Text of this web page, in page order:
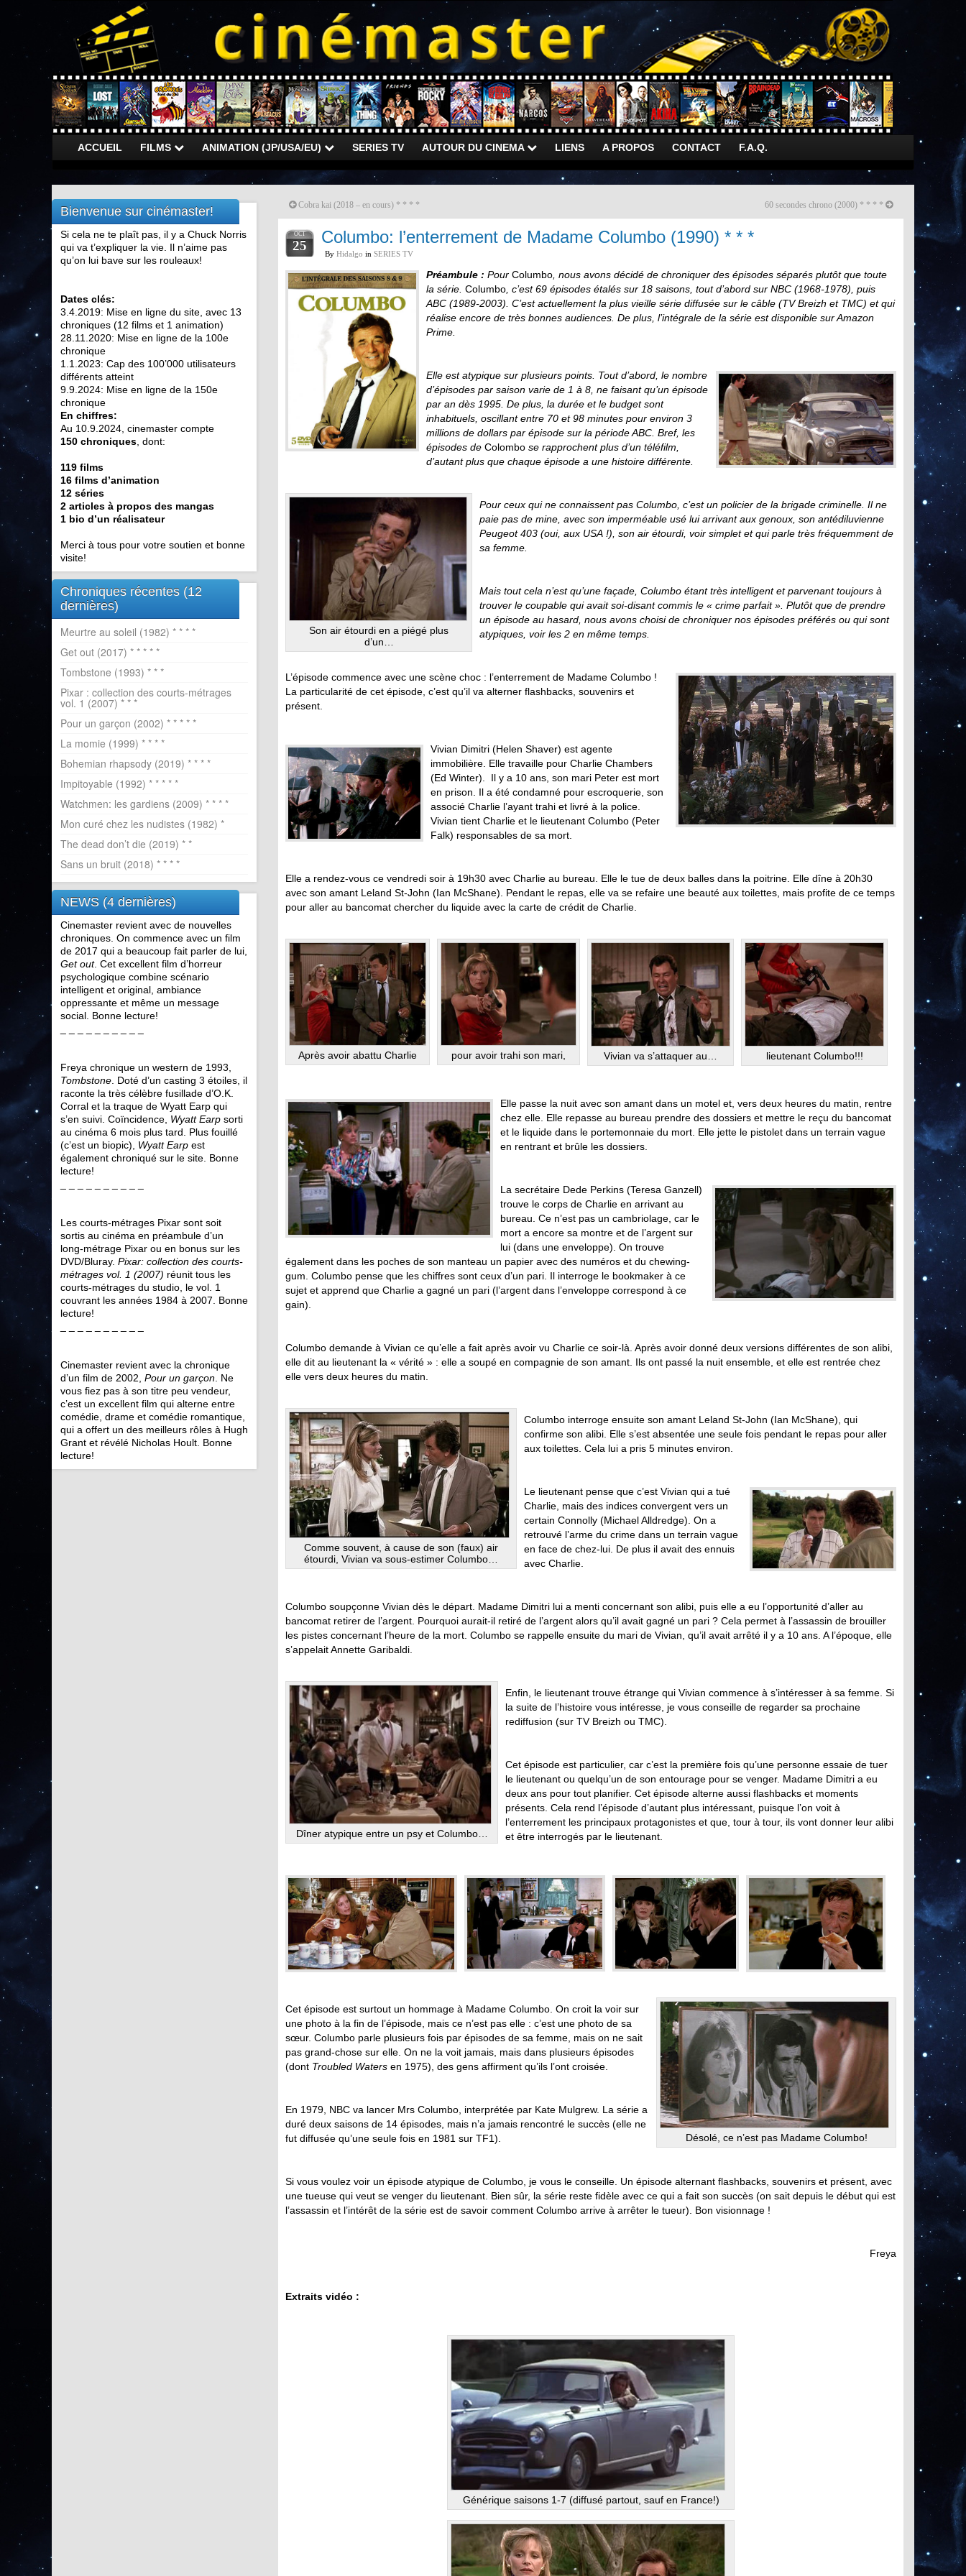
ACCUEIL FILMS ANIMATION (JP/USA/EU) SERIES TV AUTOUR DU CINEMA LIENS A PROPOS CONTACT F.A.Q.
Cobra kai (2018 – en cours) * * * * 60 secondes chrono (2000) * * * *
OCT
25 Columbo: l’enterrement de Madame Columbo (1990) * * *
By Hidalgo in SERIES TV
Préambule : Pour Columbo , nous avons décidé de chroniquer des épisodes séparés plutôt que toute
la série. Columbo , c’est 69 épisodes étalés sur 18 saisons, tout d’abord sur NBC (1968-1978), puis
ABC (1989-2003). C’est actuellement la plus vieille série diffusée sur le câble (TV Breizh et TMC) et qui
réalise encore de très bonnes audiences. De plus, l’intégrale de la série est disponible sur Amazon
Prime.
Elle est atypique sur plusieurs points. Tout d’abord, le nombre
d’épisodes par saison varie de 1 à 8, ne faisant qu’un épisode
par an dès 1995. De plus, la durée et le budget sont
inhabituels, oscillant entre 70 et 98 minutes pour environ 3
millions de dollars par épisode sur la période ABC. Bref, les
épisodes de Colombo se rapprochent plus d’un téléfilm,
d’autant plus que chaque épisode a une histoire différente.
Son air étourdi en a piégé plus
d’un…
Pour ceux qui ne connaissent pas Columbo, c’est un policier de la brigade criminelle. Il ne
paie pas de mine, avec son imperméable usé lui arrivant aux genoux, son antédiluvienne
Peugeot 403 (oui, aux USA !), son air étourdi, voir simplet et qui parle très fréquemment de
sa femme.
Mais tout cela n’est qu’une façade, Columbo étant très intelligent et parvenant toujours à
trouver le coupable qui avait soi-disant commis le « crime parfait ». Plutôt que de prendre
un épisode au hasard, nous avons choisi de chroniquer nos épisodes préférés ou qui sont
atypiques, voir les 2 en même temps.
L’épisode commence avec une scène choc : l’enterrement de Madame Columbo !
La particularité de cet épisode, c’est qu’il va alterner flashbacks, souvenirs et
présent.
Vivian Dimitri (Helen Shaver) est agente
immobilière. Elle travaille pour Charlie Chambers
(Ed Winter). Il y a 10 ans, son mari Peter est mort
en prison. Il a été condamné pour escroquerie, son
associé Charlie l’ayant trahi et livré à la police.
Vivian tient Charlie et le lieutenant Columbo (Peter
Falk) responsables de sa mort.
Elle a rendez-vous ce vendredi soir à 19h30 avec Charlie au bureau. Elle le tue de deux balles dans la poitrine. Elle dîne à 20h30
avec son amant Leland St-John (Ian McShane). Pendant le repas, elle va se refaire une beauté aux toilettes, mais profite de ce temps
pour aller au bancomat chercher du liquide avec la carte de crédit de Charlie.
Après avoir abattu Charlie pour avoir trahi son mari, Vivian va s’attaquer au… lieutenant Columbo!!!
Elle passe la nuit avec son amant dans un motel et, vers deux heures du matin, rentre
chez elle. Elle repasse au bureau prendre des dossiers et mettre le reçu du bancomat
et le liquide dans le portemonnaie du mort. Elle jette le pistolet dans un terrain vague
en rentrant et brûle les dossiers.
La secrétaire Dede Perkins (Teresa Ganzell)
trouve le corps de Charlie en arrivant au
bureau. Ce n’est pas un cambriolage, car le
mort a encore sa montre et de l’argent sur
lui (dans une enveloppe). On trouve
également dans les poches de son manteau un papier avec des numéros et du chewing-
gum. Columbo pense que les chiffres sont ceux d’un pari. Il interroge le bookmaker à ce
sujet et apprend que Charlie a gagné un pari (l’argent dans l’enveloppe correspond à ce
gain).
Columbo demande à Vivian ce qu’elle a fait après avoir vu Charlie ce soir-là. Après avoir donné deux versions différentes de son alibi,
elle dit au lieutenant la « vérité » : elle a soupé en compagnie de son amant. Ils ont passé la nuit ensemble, et elle est rentrée chez
elle vers deux heures du matin.
Comme souvent, à cause de son (faux) air
étourdi, Vivian va sous-estimer Columbo…
Columbo interroge ensuite son amant Leland St-John (Ian McShane), qui
confirme son alibi. Elle s’est absentée une seule fois pendant le repas pour aller
aux toilettes. Cela lui a pris 5 minutes environ.
Le lieutenant pense que c’est Vivian qui a tué
Charlie, mais des indices convergent vers un
certain Connolly (Michael Alldredge). On a
retrouvé l’arme du crime dans un terrain vague
en face de chez-lui. De plus il avait des ennuis
avec Charlie.
Columbo soupçonne Vivian dès le départ. Madame Dimitri lui a menti concernant son alibi, puis elle a eu l’opportunité d’aller au
bancomat retirer de l’argent. Pourquoi aurait-il retiré de l’argent alors qu’il avait gagné un pari ? Cela permet à l’assassin de brouiller
les pistes concernant l’heure de la mort. Columbo se rappelle ensuite du mari de Vivian, qu’il avait arrêté il y a 10 ans. A l’époque, elle
s’appelait Annette Garibaldi.
Dîner atypique entre un psy et Columbo…
Enfin, le lieutenant trouve étrange qui Vivian commence à s’intéresser à sa femme. Si
la suite de l’histoire vous intéresse, je vous conseille de regarder sa prochaine
rediffusion (sur TV Breizh ou TMC).
Cet épisode est particulier, car c’est la première fois qu’une personne essaie de tuer
le lieutenant ou quelqu’un de son entourage pour se venger. Madame Dimitri a eu
deux ans pour tout planifier. Cet épisode alterne aussi flashbacks et moments
présents. Cela rend l’épisode d’autant plus intéressant, puisque l’on voit à
l’enterrement les principaux protagonistes et que, tour à tour, ils vont donner leur alibi
et être interrogés par le lieutenant.
Désolé, ce n’est pas Madame Columbo!
Cet épisode est surtout un hommage à Madame Columbo. On croit la voir sur
une photo à la fin de l’épisode, mais ce n’est pas elle : c’est une photo de sa
sœur. Columbo parle plusieurs fois par épisodes de sa femme, mais on ne sait
pas grand-chose sur elle. On ne la voit jamais, mais dans plusieurs épisodes
(dont Troubled Waters en 1975), des gens affirment qu’ils l’ont croisée.
En 1979, NBC va lancer Mrs Columbo, interprétée par Kate Mulgrew. La série a
duré deux saisons de 14 épisodes, mais n’a jamais rencontré le succès (elle ne
fut diffusée qu’une seule fois en 1981 sur TF1).
Si vous voulez voir un épisode atypique de Columbo, je vous le conseille. Un épisode alternant flashbacks, souvenirs et présent, avec
une tueuse qui veut se venger du lieutenant. Bien sûr, la série reste fidèle avec ce qui a fait son succès (on sait depuis le début qui est
l’assassin et l’intérêt de la série est de savoir comment Columbo arrive à arrêter le tueur). Bon visionnage !
Freya
Extraits vidéo :
Générique saisons 1-7 (diffusé partout, sauf en France!)
Bienvenue sur cinémaster!
Si cela ne te plaît pas, il y a Chuck Norris
qui va t’expliquer la vie. Il n’aime pas
qu’on lui bave sur les rouleaux!
Dates clés:
3.4.2019: Mise en ligne du site, avec 13
chroniques (12 films et 1 animation)
28.11.2020: Mise en ligne de la 100e
chronique
1.1.2023: Cap des 100’000 utilisateurs
différents atteint
9.9.2024: Mise en ligne de la 150e
chronique
En chiffres:
Au 10.9.2024, cinemaster compte
150 chroniques , dont:
119 films
16 films d’animation
12 séries
2 articles à propos des mangas
1 bio d’un réalisateur
Merci à tous pour votre soutien et bonne
visite!
Chroniques récentes (12
dernières)
Meurtre au soleil (1982) * * * *
Get out (2017) * * * * *
Tombstone (1993) * * *
Pixar : collection des courts-métrages
vol. 1 (2007) * * *
Pour un garçon (2002) * * * * *
La momie (1999) * * * *
Bohemian rhapsody (2019) * * * *
Impitoyable (1992) * * * * *
Watchmen: les gardiens (2009) * * * *
Mon curé chez les nudistes (1982) *
The dead don’t die (2019) * *
Sans un bruit (2018) * * * *
NEWS (4 dernières)
Cinemaster revient avec de nouvelles
chroniques. On commence avec un film
de 2017 qui a beaucoup fait parler de lui,
Get out. Cet excellent film d’horreur
psychologique combine scénario
intelligent et original, ambiance
oppressante et même un message
social. Bonne lecture!
Freya chronique un western de 1993,
Tombstone . Doté d’un casting 3 étoiles, il
raconte la très célèbre fusillade d’O.K.
Corral et la traque de Wyatt Earp qui
s’en suivi. Coïncidence, Wyatt Earp sorti
au cinéma 6 mois plus tard. Plus fouillé
(c’est un biopic), Wyatt Earp est
également chroniqué sur le site. Bonne
lecture!
Les courts-métrages Pixar sont soit
sortis au cinéma en préambule d’un
long-métrage Pixar ou en bonus sur les
DVD/Bluray. Pixar: collection des courts-
métrages vol. 1 (2007) réunit tous les
courts-métrages du studio, le vol. 1
couvrant les années 1984 à 2007. Bonne
lecture!
Cinemaster revient avec la chronique
d’un film de 2002, Pour un garçon . Ne
vous fiez pas à son titre peu vendeur,
c’est un excellent film qui alterne entre
comédie, drame et comédie romantique,
qui a offert un des meilleurs rôles à Hugh
Grant et révélé Nicholas Hoult. Bonne
lecture!